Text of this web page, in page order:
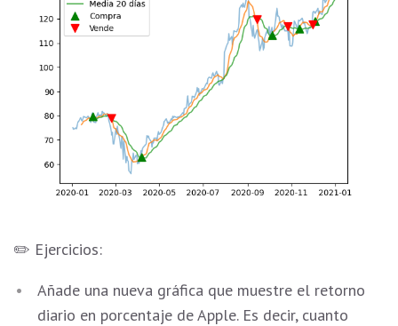
✏️ Ejercicios:
Añade una nueva gráfica que muestre el retorno
diario en porcentaje de Apple. Es decir, cuanto